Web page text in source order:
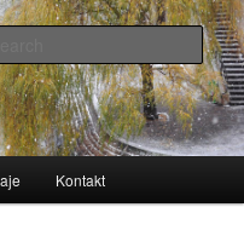
Kontakt